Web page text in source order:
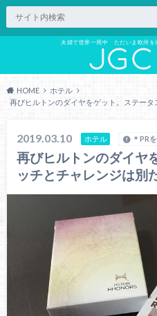
夫婦で世界一周中 ただいま欧州を
HOME
ホテル
再びヒルトンのダイヤをゲット。ステー
2019.03.10 ホテル ＊PR
再びヒルトンのダイヤ
ッチとチャレンジは別